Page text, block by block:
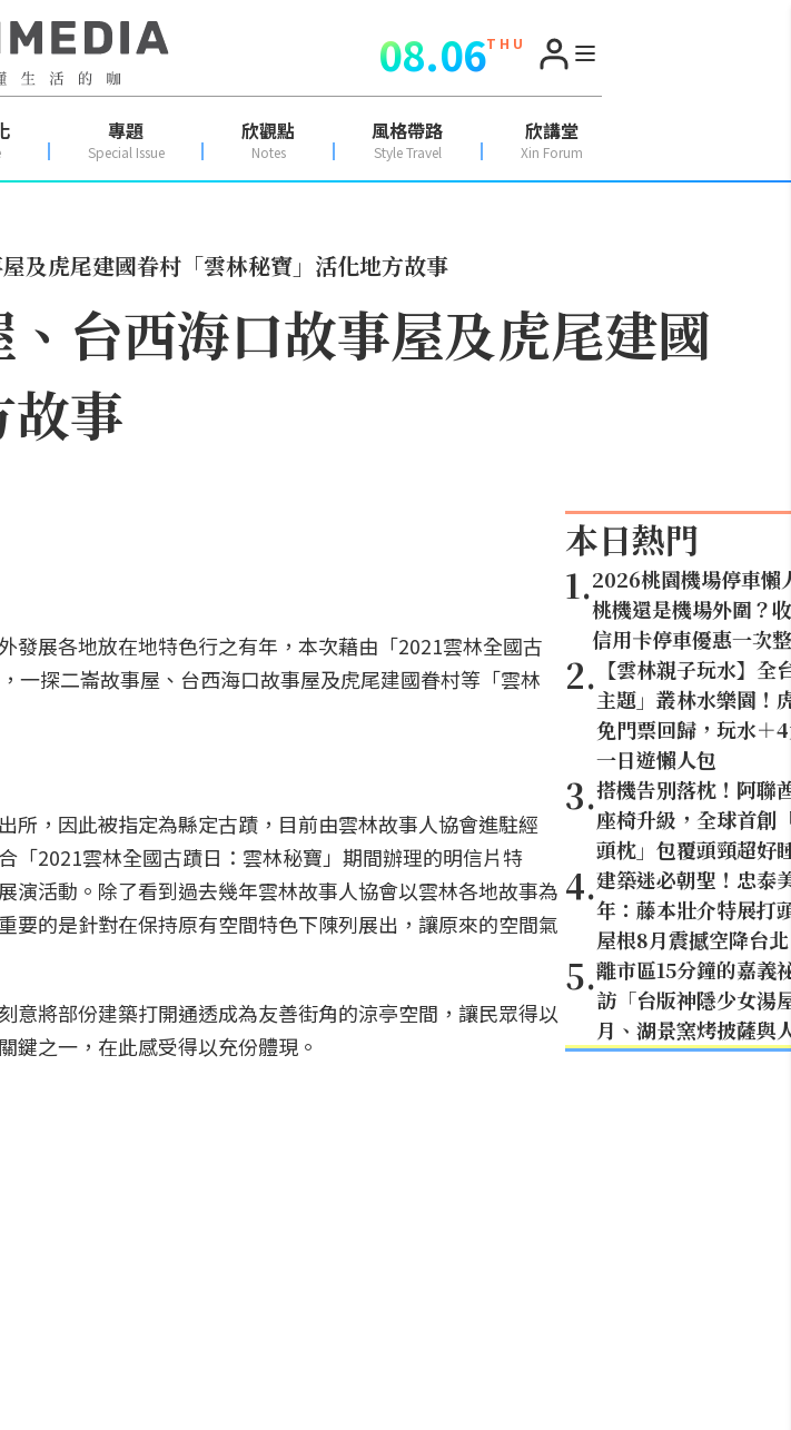
08.06T H U
專題
Special Issue
欣觀點
Notes
風格帶路
Style Travel
欣講堂
Xin Forum
及虎尾建國眷村「雲林秘寶」活化地方故事
、台西海口故事屋及虎尾建國
事
展各地放在地特色行之有年，本次藉由「2021雲林全國古
一探二崙故事屋、台西海口故事屋及虎尾建國眷村等「雲林
所，因此被指定為縣定古蹟，目前由雲林故事人協會進駐經
「2021雲林全國古蹟日：雲林秘寶」期間辦理的明信片特
活動。除了看到過去幾年雲林故事人協會以雲林各地故事為
的是針對在保持原有空間特色下陳列展出，讓原來的空間氣
意將部份建築打開通透成為友善街角的涼亭空間，讓民眾得以
鍵之一，在此感受得以充份體現。
本日熱門
1.2026桃園機場停車懶
桃機還是機場外圍？
信用卡停車優惠一次
2. 【雲林親子玩水】全
主題」叢林水樂園！
免門票回歸，玩水＋
一日遊懶人包
3.搭機告別落枕！阿聯
座椅升級，全球首
頭枕」包覆頭頸超好
4.建築迷必朝聖！忠泰
年：藤本壯介特展打
屋根8月震撼空降台北
5.離市區15分鐘的嘉義
訪「台版神隱少女湯
月、湖景窯烤披薩與